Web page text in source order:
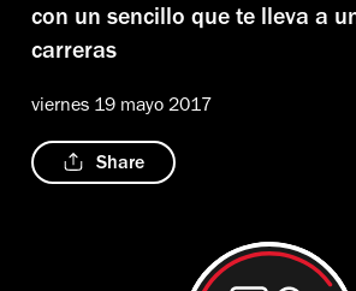
con un sencillo que te lleva a
carreras
viernes 19 mayo 2017
Share